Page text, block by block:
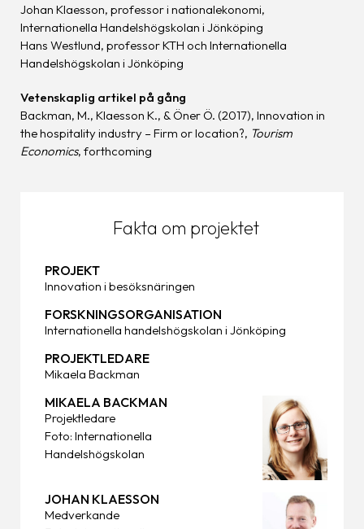
Johan Klaesson, professor i nationalekonomi,
Internationella Handelshögskolan i Jönköping
Hans Westlund, professor KTH och Internationella
Handelshögskolan i Jönköping
Vetenskaplig artikel på gång
Backman, M., Klaesson K., & Öner Ö. (2017), Innovation in
the hospitality industry – Firm or location?, Tourism
Economics, forthcoming
Fakta om projektet
PROJEKT
Innovation i besöksnäringen
FORSKNINGSORGANISATION
Internationella handelshögskolan i Jönköping
PROJEKTLEDARE
Mikaela Backman
MIKAELA BACKMAN
Projektledare
Foto: Internationella
Handelshögskolan
JOHAN KLAESSON
Medverkande